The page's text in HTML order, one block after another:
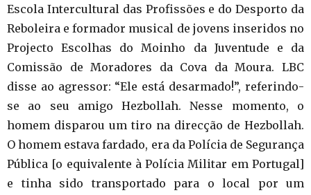
Escola Intercultural das Profissões e do Desporto da
Reboleira e formador musical de jovens inseridos no
Projecto Escolhas do Moinho da Juventude e da
Comissão de Moradores da Cova da Moura. LBC
disse ao agressor: “Ele está desarmado!”, referindo-
se ao seu amigo Hezbollah. Nesse momento, o
homem disparou um tiro na direcção de Hezbollah.
O homem estava fardado, era da Polícia de Segurança
Pública [o equivalente à Polícia Militar em Portugal]
e tinha sido transportado para o local por um